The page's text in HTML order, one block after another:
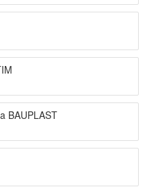
BAUPLAST